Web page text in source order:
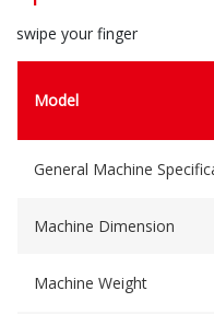
swipe your finger
Model
General Machine
Machine Dimension
Machine Weight